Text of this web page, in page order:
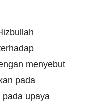
menyebut
pada
pada upaya